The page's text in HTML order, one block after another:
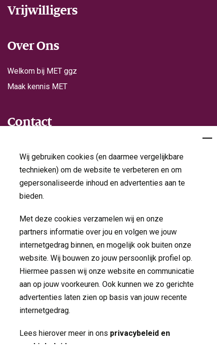
Wij gebruiken cookies (en daarmee vergelijkbare
technieken) om de website te verbeteren en om
gepersonaliseerde inhoud en advertenties aan te
bieden.
Met deze cookies verzamelen wij en onze
partners informatie over jou en volgen we jouw
internetgedrag binnen, en mogelijk ook buiten onze
website. Wij bouwen zo jouw persoonlijk profiel op.
Hiermee passen wij onze website en communicatie
aan op jouw voorkeuren. Ook kunnen we zo gerichte
advertenties laten zien op basis van jouw recente
internetgedrag.
Lees hierover meer in ons privacybeleid en
cookiebeleid
Vrijwilligers
Over Ons
Welkom bij MET ggz
Maak kennis MET
Contact
Volg ons op
Disclaimer
Made by ivengi